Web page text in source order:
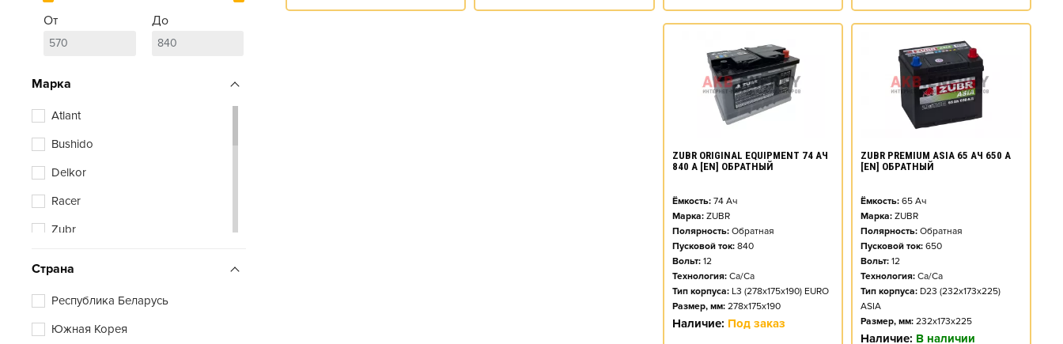
От До
Марка
Atlant
Bushido
Delkor
Racer
Zubr
Страна
Республика Беларусь
Южная Корея
ZUBR ORIGINAL EQUIPMENT 74 АЧ
840 А [EN] ОБРАТНЫЙ
Ёмкость: 74Ач
Марка: ZUBR
Полярность: Обратная
Пусковой ток: 840
Вольт: 12
Технология: Ca/Ca
Тип корпуса: L3 (278x175x190) EURO
Размер, мм: 278x175x190
Наличие: Под заказ
ZUBR PREMIUM ASIA 65 АЧ 650 А
[EN] ОБРАТНЫЙ
Ёмкость: 65Ач
Марка: ZUBR
Полярность: Обратная
Пусковой ток: 650
Вольт: 12
Технология: Ca/Ca
Тип корпуса: D23 (232x173x225)
ASIA
Размер, мм: 232x173x225
Наличие: В наличии